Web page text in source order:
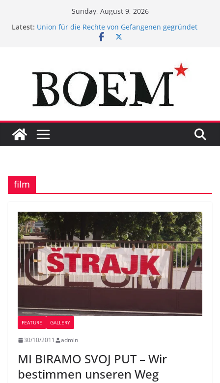
Sunday, August 9, 2026
Latest: Union für die Rechte von Gefangenen gegründet
Gedanken eines Gefangenen zum
Das Gefängnis ist ein Spiegelbild unserer
Gesellschaft
film
FEATURE GALLERY
30/10/2011 admin
MI BIRAMO SVOJ PUT – Wir
bestimmen unseren Weg